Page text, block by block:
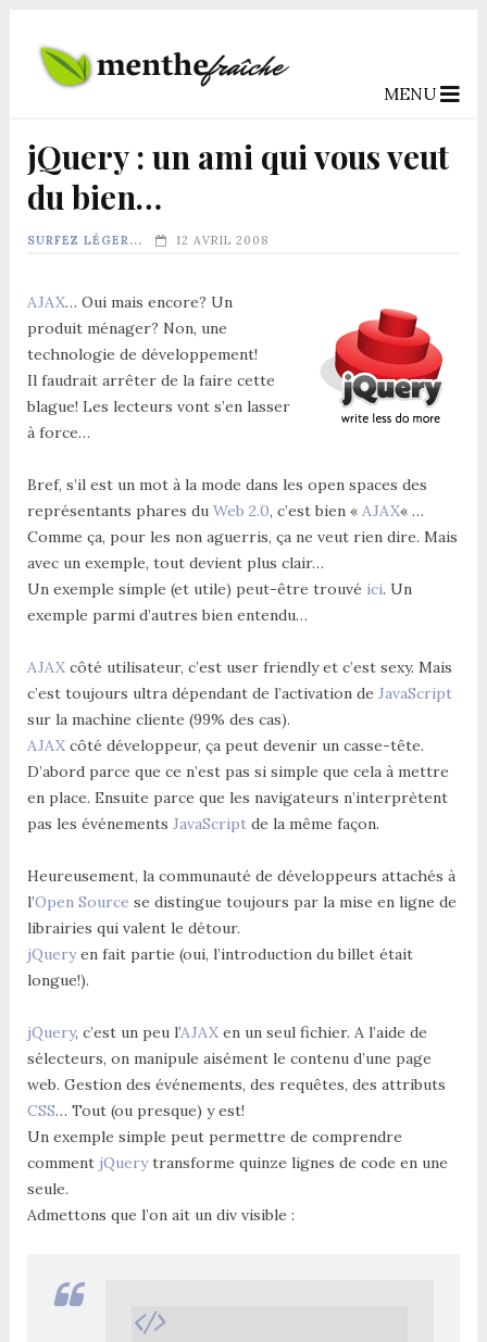
MENU
jQuery : un ami qui vous veut
du bien…
SURFEZ LÉGER... 12 AVRIL 2008
AJAX… Oui mais encore? Un
produit ménager? Non, une
technologie de développement!
Il faudrait arrêter de la faire cette
blague! Les lecteurs vont s’en lasser
à force…
Bref, s’il est un mot à la mode dans les open spaces des
représentants phares du Web 2.0, c’est bien « AJAX« …
Comme ça, pour les non aguerris, ça ne veut rien dire. Mais
avec un exemple, tout devient plus clair…
Un exemple simple (et utile) peut-être trouvé ici. Un
exemple parmi d’autres bien entendu…
AJAXcôté utilisateur, c’est user friendly et c’est sexy. Mais
c’est toujours ultra dépendant de l’activation de JavaScript
sur la machine cliente (99% des cas).
AJAXcôté développeur, ça peut devenir un casse-tête.
D’abord parce que ce n’est pas si simple que cela à mettre
en place. Ensuite parce que les navigateurs n’interprètent
pas les événements JavaScriptde la même façon.
Heureusement, la communauté de développeurs attachés à
l’Open Source se distingue toujours par la mise en ligne de
librairies qui valent le détour.
jQueryen fait partie (oui, l’introduction du billet était
longue!).
jQuery, c’est un peu l’AJAXen un seul fichier. A l’aide de
sélecteurs, on manipule aisément le contenu d’une page
web. Gestion des événements, des requêtes, des attributs
CSS… Tout (ou presque) y est!
Un exemple simple peut permettre de comprendre
comment jQuerytransforme quinze lignes de code en une
seule.
Admettons que l’on ait un div visible :